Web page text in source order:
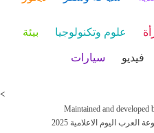
علوم وتكنولوجيا بيئة
فيديو سيارات
<
Maintained and